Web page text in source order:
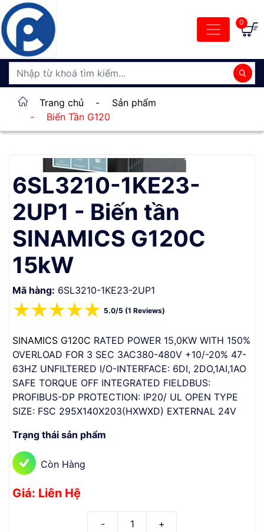
0
Trang chủ -
Sản phẩm
-
Biến Tần G120
6SL3210-1KE23-
2UP1 - Biến tần
SINAMICS G120C
15kW
Mã hàng: 6SL3210-1KE23-2UP1
☆
☆
☆
☆
☆ 5.0/5 (1 Reviews)
SINAMICS G120C RATED POWER 15,0KW WITH 150%
OVERLOAD FOR 3 SEC 3AC380-480V +10/-20% 47-
63HZ UNFILTERED I/O-INTERFACE: 6DI, 2DO,1AI,1AO
SAFE TORQUE OFF INTEGRATED FIELDBUS:
PROFIBUS-DP PROTECTION: IP20/ UL OPEN TYPE
SIZE: FSC 295X140X203(HXWXD) EXTERNAL 24V
Trạng thái sản phẩm
Còn Hàng
Giá: Liên Hệ